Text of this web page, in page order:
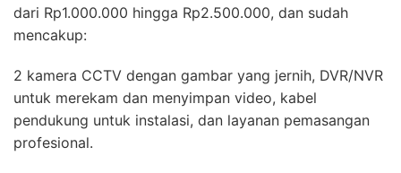
dari Rp1.000.000 hingga Rp2.500.000, dan sudah
mencakup:
2 kamera CCTV dengan gambar yang jernih, DVR/NVR
untuk merekam dan menyimpan video, kabel
pendukung untuk instalasi, dan layanan pemasangan
profesional.